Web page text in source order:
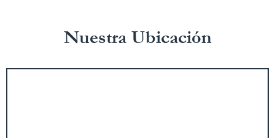
Nuestra Ubicación